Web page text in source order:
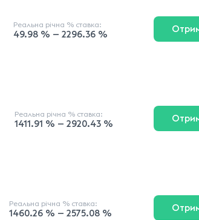
Реальна річна % ставка:
49.98 % — 2296.36 %
Реальна річна % ставка:
1411.91 % — 2920.43 %
Реальна річна % ставка:
1460.26 % — 2575.08 %